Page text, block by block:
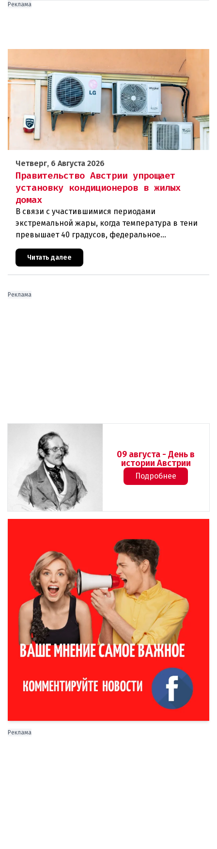
Реклама
Четверг, 6 Августа 2026
Правительство Австрии упрощает
установку кондиционеров в жилых
домах
В связи с участившимися периодами
экстремальной жары, когда температура в тени
превышает 40 градусов, федеральное
правительство Австрии взялось за решение
проблемы перегрева жилых помещений. В среду н
Читать далее
Реклама
09 августа - День в
истории Австрии
Подробнее
Реклама